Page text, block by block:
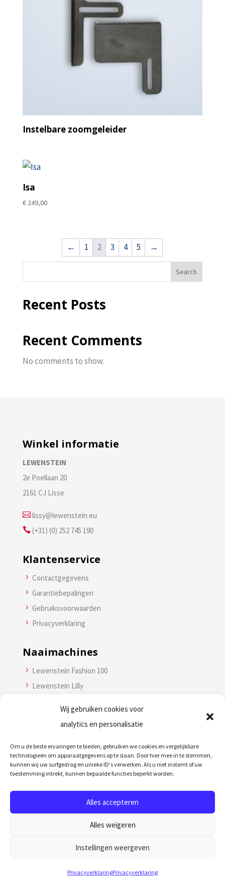
Wij gebruiken cookies voor
analytics en personalisatie
Om u de beste ervaringen te bieden, gebruiken we cookies en vergelijkbare
technologieën om apparaatgegevens op te slaan. Door hier mee in te stemmen,
kunnen wij uw surfgedrag en unieke ID's verwerken. Als u niet instemt of uw
toestemming intrekt, kunnen bepaalde functies beperkt worden.
Alles accepteren
Alles weigeren
Instellingen weergeven
PrivacyverklaringPrivacyverklaring
Instelbare zoomgeleider
Isa
€249,00
← 1 2 3 4 5 →
Search
Recent Posts
Recent Comments
No comments to show.
Winkel informatie
LEWENSTEIN
2e Poellaan 20
2161 CJ Lisse
lissy@lewenstein.eu
(+31) (0) 252 745 190
Klantenservice
5 Contactgegevens
5 Garantiebepalingen
5 Gebruiksvoorwaarden
5 Privacyverklaring
Naaimachines
5 Lewenstein Fashion 100
5 Lewenstein Lilly
Lewenstein Couture 190
Lockmachine
5 Lewenstein 750DE
5Lewenstein Air 850DE
Lewenstein.eu © All Rights Reserved.